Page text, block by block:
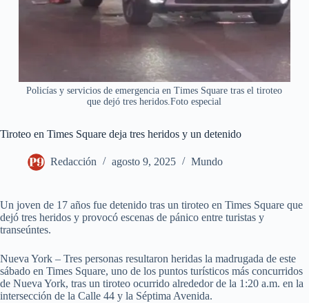
Policías y servicios de emergencia en Times Square tras el tiroteo
que dejó tres heridos.Foto especial
Tiroteo en Times Square deja tres heridos y un detenido
Redacción agosto 9, 2025 Mundo
Un joven de 17 años fue detenido tras un tiroteo en Times Square que
dejó tres heridos y provocó escenas de pánico entre turistas y
transeúntes.
Nueva York – Tres personas resultaron heridas la madrugada de este
sábado en Times Square, uno de los puntos turísticos más concurridos
de Nueva York, tras un tiroteo ocurrido alrededor de la 1:20 a.m. en la
intersección de la Calle 44 y la Séptima Avenida.